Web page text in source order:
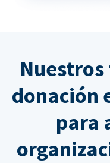
donación
para